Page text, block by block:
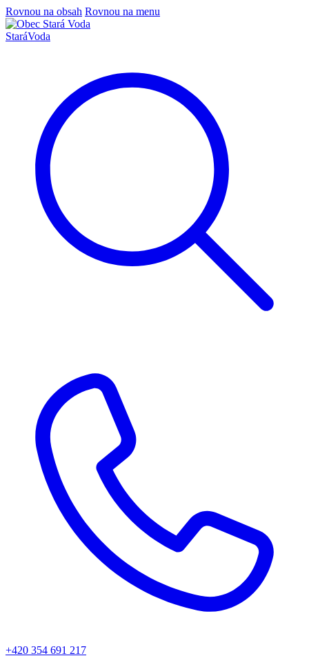
Rovnou na obsah Rovnou na menu
StaráVoda
+420 354 691 217